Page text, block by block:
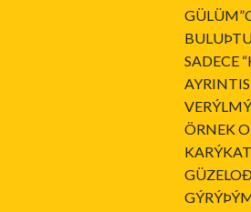
SADECE
ÖRNEK